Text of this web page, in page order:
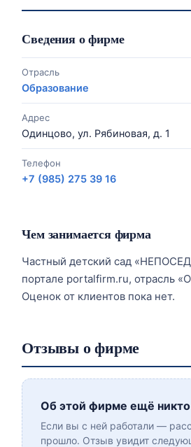
Сведения о фирме
Отрасль
Образование
Адрес
Одинцово, ул. Рябиновая, д. 1
Телефон
+7 (985) 275 39 16
Чем занимается фирма
Частный детский сад
портале portalfirm.ru, отрасль
Оценок от клиентов пока нет.
Отзывы о фирме
Об этой фирме ещё никто
Если вы с ней работали —
прошло. Отзыв увидит